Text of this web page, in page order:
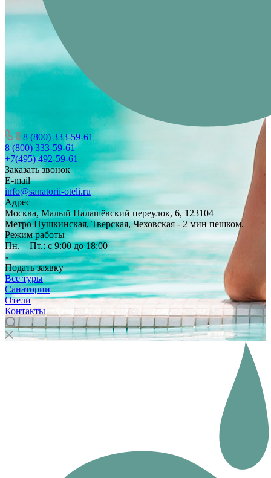
8 (800) 333-59-61
8 (800) 333-59-61
+7(495) 492-59-61
Заказать звонок
E-mail
info@sanatorii-oteli.ru
Адрес
Москва, Малый Палашёвский переулок, 6, 123104
Метро Пушкинская, Тверская, Чеховская - 2 мин пешком.
Режим работы
Пн. – Пт.: с 9:00 до 18:00
Подать заявку
Все туры
Санатории
Отели
Контакты